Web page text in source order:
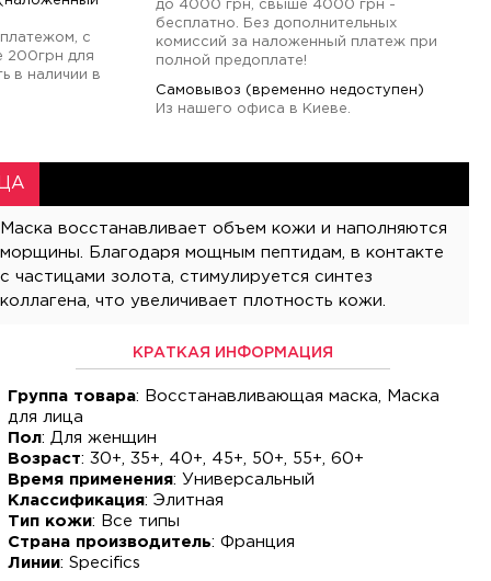
с
200грн для
в наличии в
до 4000 грн, свыше 4000 грн -
бесплатно. Без дополнительных
комиссий за наложенный платеж при
полной предоплате!
Самовывоз (временно недоступен)
Из нашего офиса в Киеве.
коллагена, что увеличивает плотность кожи.
КРАТКАЯ ИНФОРМАЦИЯ
Группа товара: Восстанавливающая маска, Маска
для лица
Пол: Для женщин
Возраст: 30+, 35+, 40+, 45+, 50+, 55+, 60+
Время применения: Универсальный
Классификация: Элитная
Тип кожи: Все типы
Страна производитель: Франция
Линии: Specifics